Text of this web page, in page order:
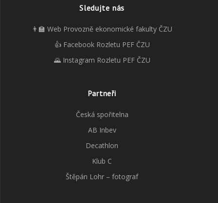
Sledujte nás
👨‍🏫 Web Provozně ekonomické fakulty ČZU
👍 Facebook Rozletu PEF ČZU
🌄 Instagram Rozletu PEF ČZU
Partneři
Česká spořitelna
AB Inbev
Decathlon
Klub C
Štěpán Lohr – fotograf